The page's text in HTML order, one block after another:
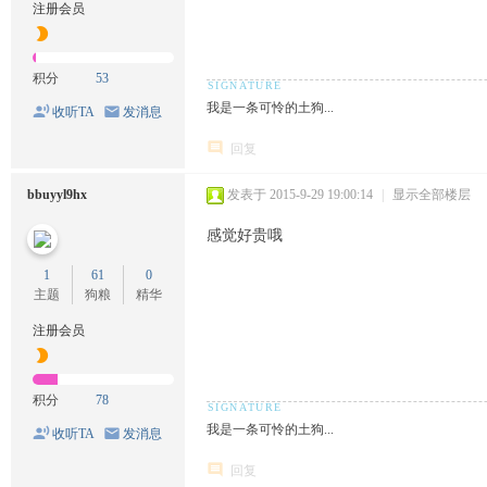
注册会员
积分 53
收听TA 发消息 我是一条可怜的土狗...
回复
bbuyyl9hx
1
主题
61
狗粮
0
精华
注册会员
积分 78
收听TA 发消息
发表于 2015-9-29 19:00:14 | 显示全部楼层
感觉好贵哦
我是一条可怜的土狗...
回复